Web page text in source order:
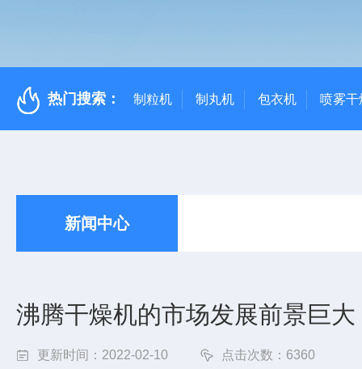
热门搜索： 制粒机 制丸机 包衣机 喷雾干
新闻中心
沸腾干燥机的市场发展前景巨大
更新时间：2022-02-10 点击次数：6360